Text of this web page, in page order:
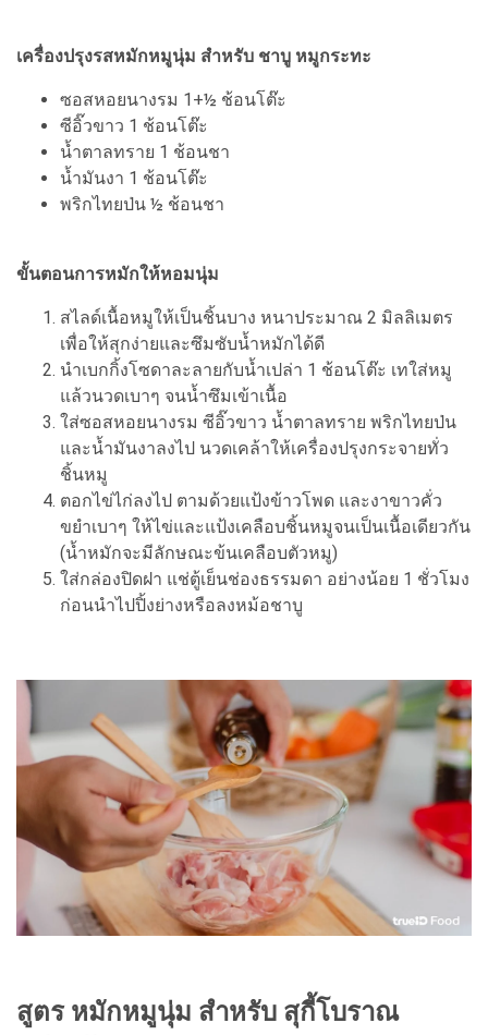
เครื่องปรุงรสหมักหมูนุ่ม สําหรับ ชาบู หมูกระทะ
ซอสหอยนางรม 1+½ ช้อนโต๊ะ
ซีอิ๊วขาว 1 ช้อนโต๊ะ
น้ำตาลทราย 1 ช้อนชา
น้ำมันงา 1 ช้อนโต๊ะ
พริกไทยป่น ½ ช้อนชา
ขั้นตอนการหมักให้หอมนุ่ม
สไลด์เนื้อหมูให้เป็นชิ้นบาง หนาประมาณ 2 มิลลิเมตร
เพื่อให้สุกง่ายและซึมซับน้ำหมักได้ดี
นำเบกกิ้งโซดาละลายกับน้ำเปล่า 1 ช้อนโต๊ะ เทใส่หมู
แล้วนวดเบาๆ จนน้ำซึมเข้าเนื้อ
ใส่ซอสหอยนางรม ซีอิ๊วขาว น้ำตาลทราย พริกไทยป่น
และน้ำมันงาลงไป นวดเคล้าให้เครื่องปรุงกระจายทั่ว
ชิ้นหมู
ตอกไข่ไก่ลงไป ตามด้วยแป้งข้าวโพด และงาขาวคั่ว
ขยำเบาๆ ให้ไข่และแป้งเคลือบชิ้นหมูจนเป็นเนื้อเดียวกัน
(น้ำหมักจะมีลักษณะข้นเคลือบตัวหมู)
ใส่กล่องปิดฝา แช่ตู้เย็นช่องธรรมดา อย่างน้อย 1 ชั่วโมง
ก่อนนำไปปิ้งย่างหรือลงหม้อชาบู
สูตร หมักหมูนุ่ม สําหรับ สุกี้โบราณ